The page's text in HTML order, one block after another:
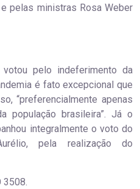
pelas ministras Rosa Weber
pelo indeferimento da
é fato excepcional que
“preferencialmente apenas
população brasileira”. Já o
integralmente o voto do
pela realização do
3508.